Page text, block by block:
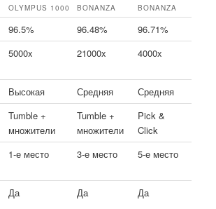
OLYMPUS 1000
BONANZA
BONANZA
96.5% 96.48%
96.71%
5000x 21000x 4000x
Высокая Средняя
Средняя
Tumble +
множители
Tumble +
множители
Pick &
Click
1-е место 3-е место 5-е место
Да Да Да